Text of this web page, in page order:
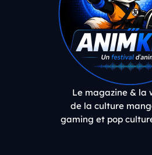
Le magazine & la
de la culture
gaming et pop